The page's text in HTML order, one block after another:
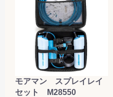
モアマン スプレイレイ
セット M28550